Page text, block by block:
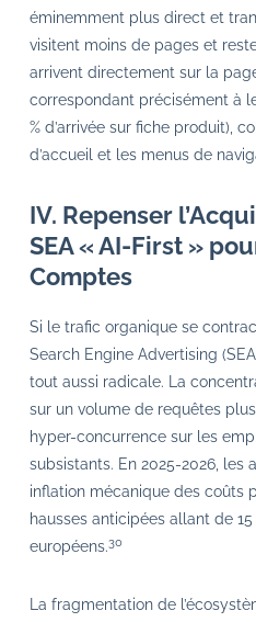
éminemment plus direct et
visitent moins de pages et
arrivent directement sur la
correspondant précisément à
% d’arrivée sur fiche produit),
d’accueil et les menus de
IV. Repenser
SEA « AI-First »
Comptes
Si le trafic organique se
Search Engine Advertising
tout aussi radicale. La
sur un volume de requêtes
hyper-concurrence sur les
subsistants. En 2025-2026, les
inflation mécanique des coûts
hausses anticipées allant de
européens.30
La fragmentation de